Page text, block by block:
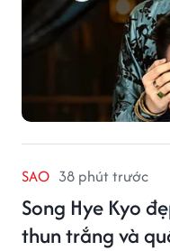
SAO 38 phút trước
Song Hye Kyo
thun trắng và